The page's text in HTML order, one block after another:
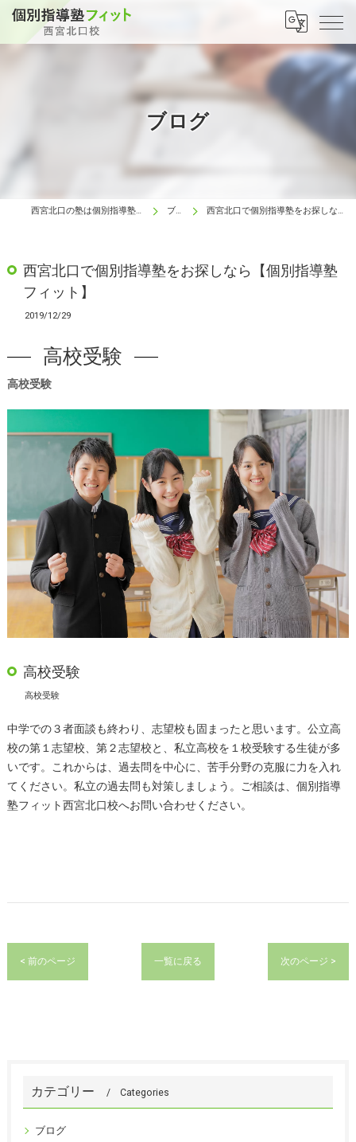
ブログ
西宮北口の塾は個別指導塾フィット 西宮北口校 ブログ 西宮北口で個別指導塾をお探しなら【個別指導塾フィット】
西宮北口で個別指導塾をお探しなら【個別指導塾
フィット】
2019/12/29
高校受験
高校受験
高校受験
高校受験
中学での３者面談も終わり、志望校も固まったと思います。公立高
校の第１志望校、第２志望校と、私立高校を１校受験する生徒が多
いです。これからは、過去問を中心に、苦手分野の克服に力を入れ
てください。私立の過去問も対策しましょう。ご相談は、個別指導
塾フィット西宮北口校へお問い合わせください。
< 前のページ 一覧に戻る 次のページ >
カテゴリー Categories
ブログ